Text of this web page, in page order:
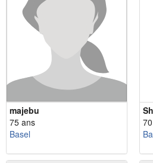
majebu
75 ans
Basel